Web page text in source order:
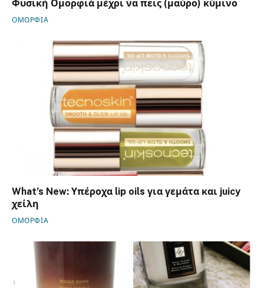
Φυσική Ομορφιά μέχρι να πεις (μαύρο) κύμινο
ΟΜΟΡΦΙΑ
What’s New: Υπέροχα lip oils για γεμάτα και juicy
χείλη
ΟΜΟΡΦΙΑ